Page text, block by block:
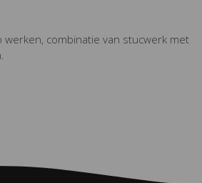
werken, combinatie van stucwerk met